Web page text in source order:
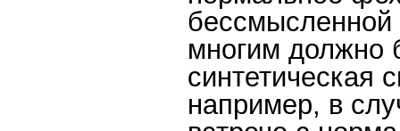
бессмысленной
многим должно
синтетическая
например, в